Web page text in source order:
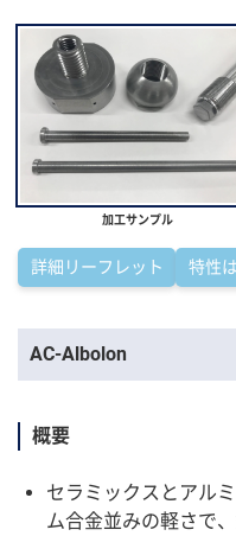
加工サンプル
詳細リーフレット 特性
AC-Albolon
概要
セラミックスとアル
ム合金並みの軽さで